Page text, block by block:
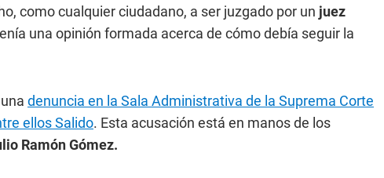
como cualquier ciudadano, a ser juzgado por un juez
una opinión formada acerca de cómo debía seguir la
denuncia en la Sala Administrativa de la Suprema Corte
ellos Salido. Esta acusación está en manos de los
Ramón Gómez.